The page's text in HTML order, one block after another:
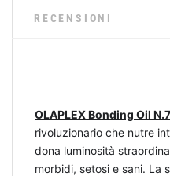
RECENSIONI
OLAPLEX Bonding Oil N.7
rivoluzionario che nutre
dona luminosità
morbidi, setosi e sani. La